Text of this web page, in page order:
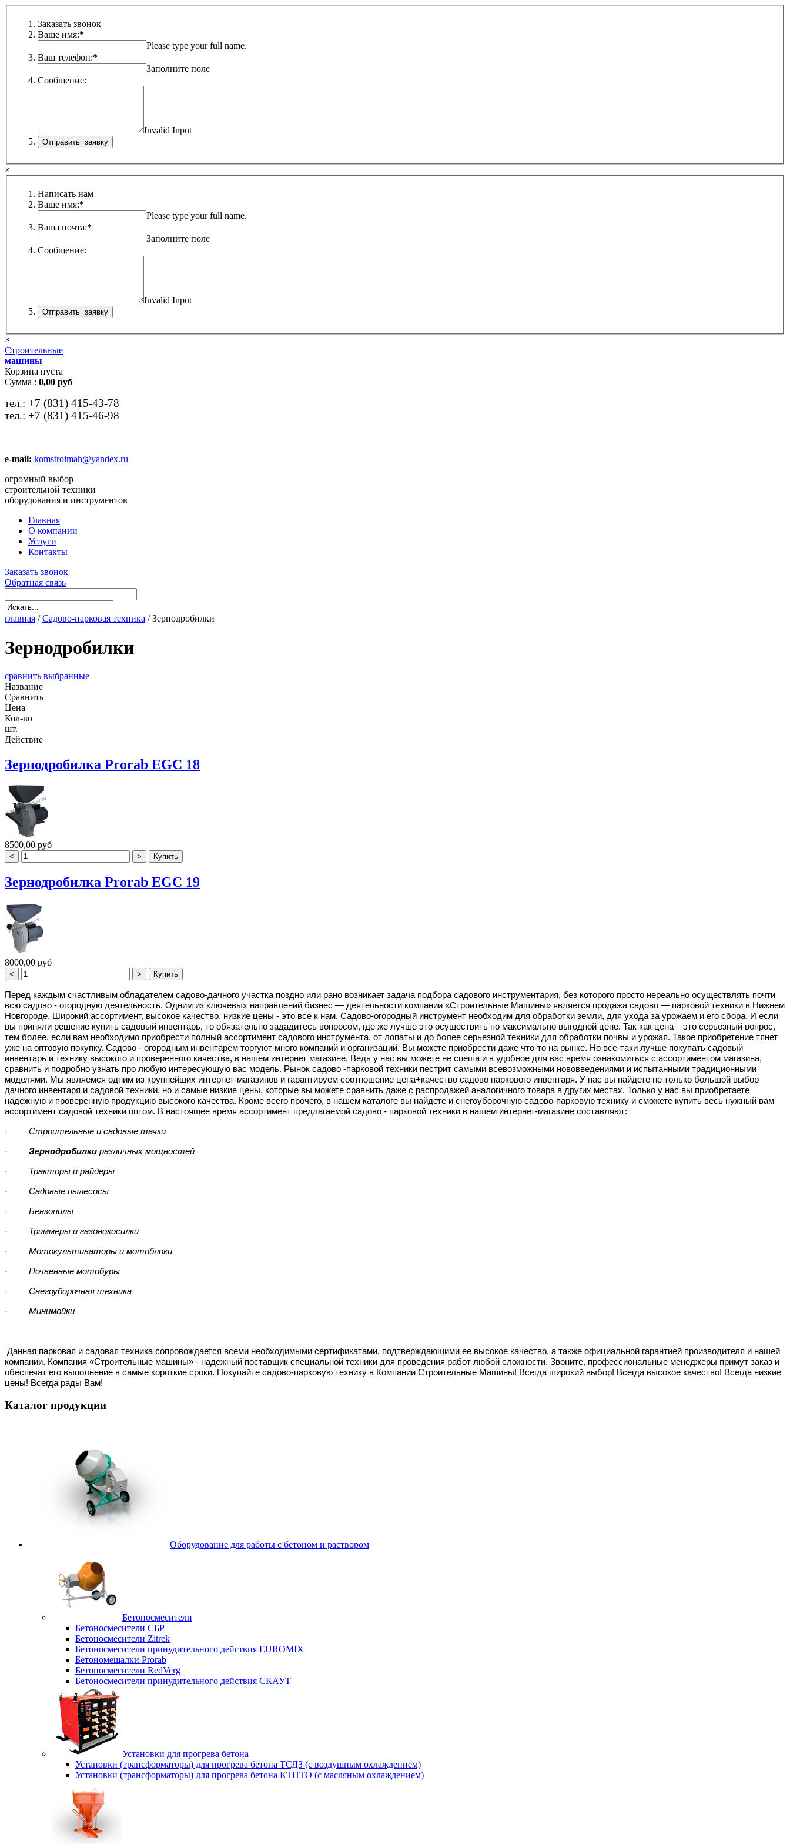
Заказать звонок
Ваше имя:*
Please type your full name.
Ваш телефон:*
Заполните поле
Сообщение:
Invalid Input
×
Написать нам
Ваше имя:*
Please type your full name.
Ваша почта:*
Заполните поле
Сообщение:
Invalid Input
×
Строительные
машины
Корзина пуста
Сумма : 0,00 руб
тел.: +7 (831) 415-43-78
тел.: +7 (831) 415-46-98
e-mail: komstroimah@yandex.ru
огромный выбор
строительной техники
оборудования и инструментов
Главная
О компании
Услуги
Контакты
Заказать звонок
Обратная связь
главная /Садово-парковая техника /Зернодробилки
Зернодробилки
сравнить выбранные
Название
Сравнить
Цена
Кол-во
шт.
Действие
Зернодробилка Prorab EGC 18
8500,00 руб
Зернодробилка Prorab EGC 19
8000,00 руб
Перед каждым счастливым обладателем садово-дачного участка поздно или рано возникает задача подбора садового инструментария, без которого просто нереально осуществлять почти
всю садово - огородную деятельность. Одним из ключевых направлений бизнес — деятельности компании «Строительные Машины» является продажа садово — парковой техники в Нижнем
Новгороде. Широкий ассортимент, высокое качество, низкие цены - это все к нам. Садово-огородный инструмент необходим для обработки земли, для ухода за урожаем и его сбора. И если
вы приняли решение купить садовый инвентарь, то обязательно зададитесь вопросом, где же лучше это осуществить по максимально выгодной цене. Так как цена – это серьезный вопрос,
тем более, если вам необходимо приобрести полный ассортимент садового инструмента, от лопаты и до более серьезной техники для обработки почвы и урожая. Такое приобретение тянет
уже на оптовую покупку. Садово - огородным инвентарем торгуют много компаний и организаций. Вы можете приобрести даже что-то на рынке. Но все-таки лучше покупать садовый
инвентарь и технику высокого и проверенного качества, в нашем интернет магазине. Ведь у нас вы можете не спеша и в удобное для вас время ознакомиться с ассортиментом магазина,
сравнить и подробно узнать про любую интересующую вас модель. Рынок садово -парковой техники пестрит самыми всевозможными нововведениями и испытанными традиционными
моделями. Мы являемся одним из крупнейших интернет-магазинов и гарантируем соотношение цена+качество садово паркового инвентаря. У нас вы найдете не только большой выбор
дачного инвентаря и садовой техники, но и самые низкие цены, которые вы можете сравнить даже с распродажей аналогичного товара в других местах. Только у нас вы приобретаете
надежную и проверенную продукцию высокого качества. Кроме всего прочего, в нашем каталоге вы найдете и снегоуборочную садово-парковую технику и сможете купить весь нужный вам
ассортимент садовой техники оптом. В настоящее время ассортимент предлагаемой садово - парковой техники в нашем интернет-магазине составляют:
· Строительные и садовые тачки
· Зернодробилки различных мощностей
· Тракторы и райдеры
· Садовые пылесосы
· Бензопилы
· Триммеры и газонокосилки
· Мотокультиваторы и мотоблоки
· Почвенные мотобуры
· Снегоуборочная техника
· Минимойки
Данная парковая и садовая техника сопровождается всеми необходимыми сертификатами, подтверждающими ее высокое качество, а также официальной гарантией производителя и нашей
компании. Компания «Строительные машины» - надежный поставщик специальной техники для проведения работ любой сложности. Звоните, профессиональные менеджеры примут заказ и
обеспечат его выполнение в самые короткие сроки. Покупайте садово-парковую технику в Компании Строительные Машины! Всегда широкий выбор! Всегда высокое качество! Всегда низкие
цены! Всегда рады Вам!
Каталог продукции
Оборудование для работы с бетоном и раствором
Бетоносмесители
Бетоносмесители СБР
Бетоносмесители Zitrek
Бетоносмесители принудительного действия EUROMIX
Бетономешалки Prorab
Бетоносмесители RedVerg
Бетоносмесители принудительного действия СКАУТ
Установки для прогрева бетона
Установки (трансформаторы) для прогрева бетона ТСДЗ (c воздушным охлаждением)
Установки (трансформаторы) для прогрева бетона КТПТО (c масляным охлаждением)